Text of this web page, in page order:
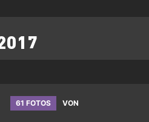
61 FOTOS VON